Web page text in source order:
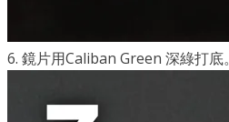
6. 鏡片用Caliban Green 深綠打底。